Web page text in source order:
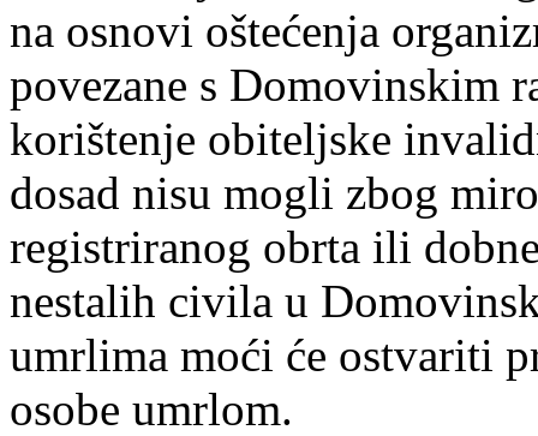
na osnovi oštećenja
povezane s Domovinskim
korištenje obiteljske
dosad nisu mogli zbog
registriranog obrta ili
nestalih civila u
umrlima moći će ostvariti
osobe umrlom.